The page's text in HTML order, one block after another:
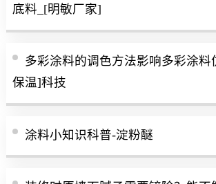
底料_[明敏厂家]
多彩涂料的调色方法影响多彩涂料
保温]科技
涂料小知识科普-淀粉醚